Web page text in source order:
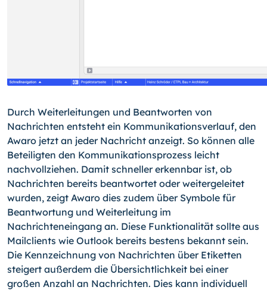
Durch Weiterleitungen und Beantworten von
Nachrichten entsteht ein Kommunikationsverlauf, den
Awaro jetzt an jeder Nachricht anzeigt. So können alle
Beteiligten den Kommunikationsprozess leicht
nachvollziehen. Damit schneller erkennbar ist, ob
Nachrichten bereits beantwortet oder weitergeleitet
wurden, zeigt Awaro dies zudem über Symbole für
Beantwortung und Weiterleitung im
Nachrichteneingang an. Diese Funktionalität sollte aus
Mailclients wie Outlook bereits bestens bekannt sein.
Die Kennzeichnung von Nachrichten über Etiketten
steigert außerdem die Übersichtlichkeit bei einer
großen Anzahl an Nachrichten. Dies kann individuell